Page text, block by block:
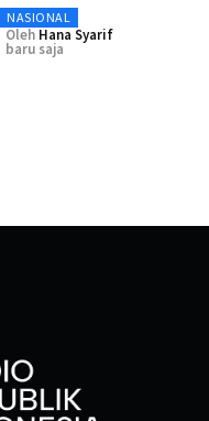
NASIONAL
Oleh Hana Syarif
baru saja